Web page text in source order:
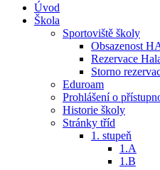
Úvod
Škola
Sportoviště školy
Obsazenost
Rezervace
Storno
Eduroam
Prohlášení o
Historie školy
Stránky tříd
1. stupeň
1.A
1.B